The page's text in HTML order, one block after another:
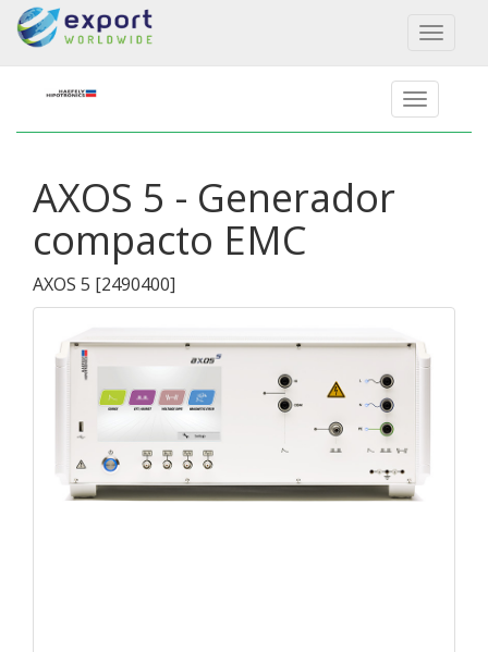
Toggle
AXOS 5 - Generador
compacto EMC
AXOS 5 [2490400]